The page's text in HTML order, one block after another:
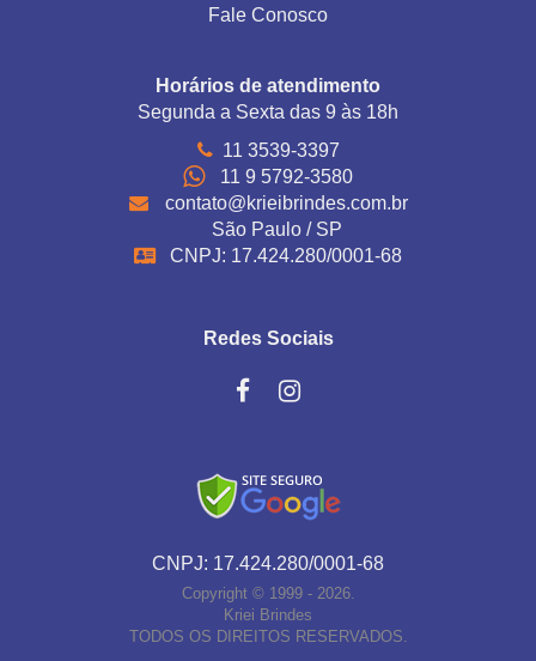
Fale Conosco
Horários de atendimento
Segunda a Sexta das 9 às 18h
11 3539-3397
11 9 5792-3580
contato@krieibrindes.com.br
São Paulo / SP
CNPJ: 17.424.280/0001-68
Redes Sociais
CNPJ: 17.424.280/0001-68
Copyright © 1999 - 2026.
Kriei Brindes
TODOS OS DIREITOS RESERVADOS.